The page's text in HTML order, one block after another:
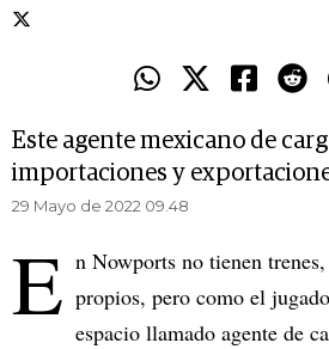
Este agente mexicano de
importaciones y
29 Mayo de 2022 09.48
E n Nowports no tienen
propios, pero como el
espacio llamado agente de